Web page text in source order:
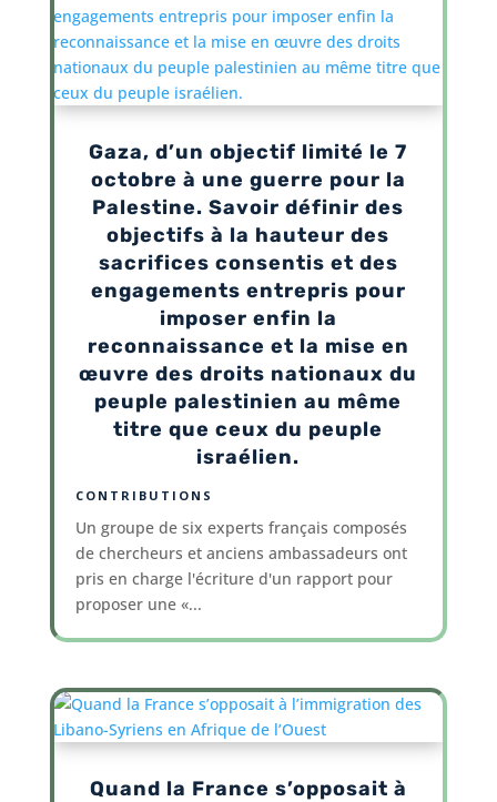
Gaza, d’un objectif limité le 7
octobre à une guerre pour la
Palestine. Savoir définir des
objectifs à la hauteur des
sacrifices consentis et des
engagements entrepris pour
imposer enfin la
reconnaissance et la mise en
œuvre des droits nationaux du
peuple palestinien au même
titre que ceux du peuple
israélien.
CONTRIBUTIONS
Un groupe de six experts français composés
de chercheurs et anciens ambassadeurs ont
pris en charge l'écriture d'un rapport pour
proposer une «...
Quand la France s’opposait à